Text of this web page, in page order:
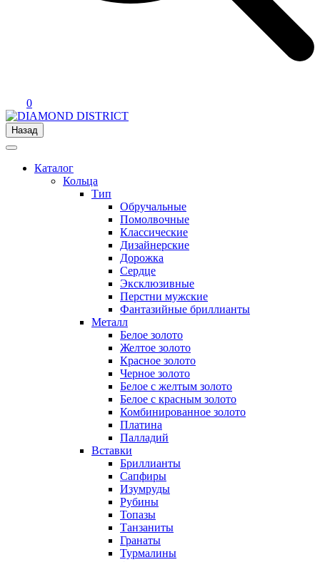
0
Назад
Каталог
Кольца
Тип
Обручальные
Помолвочные
Классические
Дизайнерские
Дорожка
Сердце
Эксклюзивные
Перстни мужские
Фантазийные бриллианты
Металл
Белое золото
Желтое золото
Красное золото
Черное золото
Белое с желтым золото
Белое с красным золото
Комбинированное золото
Платина
Палладий
Вставки
Бриллианты
Сапфиры
Изумруды
Рубины
Топазы
Танзаниты
Гранаты
Турмалины